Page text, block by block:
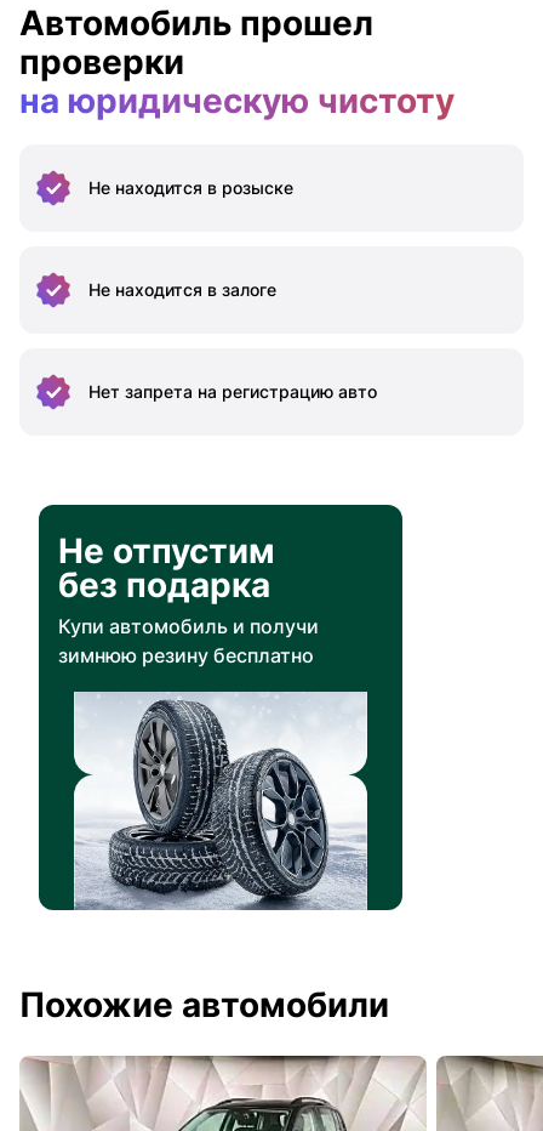
Автомобиль прошел
проверки
на юридическую чистоту
Не находится в розыске
Не находится в залоге
Нет запрета на регистрацию авто
Не отпустим
без подарка
Купи автомобиль и получи
зимнюю резину бесплатно
Похожие автомобили